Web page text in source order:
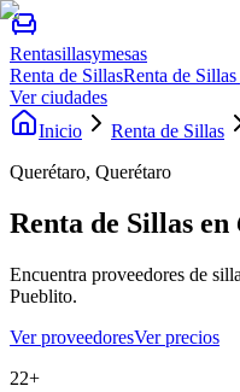
Rentasillasymesas
Renta de SillasRenta de
Ver ciudades
Inicio
Renta de Sillas
Querétaro, Querétaro
Renta de Sillas en
Encuentra proveedores de
Pueblito.
Ver proveedoresVer precios
22+